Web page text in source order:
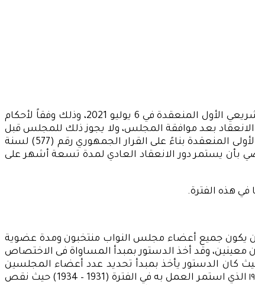
تم الإعلان عن انتهاء دور الانعقاد العادي الأول لمجلس الشيوخ في إطار جلسته الرابعة والعشرين والأخيرة من الفصل التشريعي الأول المنعقدة في 6 يوليو 2021، وذلك وفقاً لأحكام
بأن يفض رئيس الجمهورية دور الانعقاد بعد موافقة المجلس، ولا يجوز ذلك للمجلس قبل
اعتماد مجلس النواب للموازنة العامة للدولة، وقد استمر دور الانعقاد الأول نحو ثمانية أشهر ونصف وذلك من تاريخ جلسته الأولى المنعقدة بناءً على القرار الجمهوري رقم (577) لسنة
من المادة (158) للائحة الداخلية للمجلس والتي تقضي بأن يستمر دور الانعقاد العادي لمدة تسعة أشهر على
في هذه الفترة.
وقد نص على أن يكون جميع أعضاء مجلس النواب منتخبون ومدة عضوية
وقد أخذ الدستور بمبدأ المساواة فى الاختصاص
كان الدستور يأخذ بمبدأ تحديد عدد أعضاء المجلسين
بنسبة معينة من عدد السكان وهو ما يعني زيادة عدد الأعضاء كلما ازداد عدد السكان، ويستثنى من ذلك فترات عمل دستور ١٩٣٠ الذي استمر العمل به في الفترة (1931 – 1934) حيث نقص